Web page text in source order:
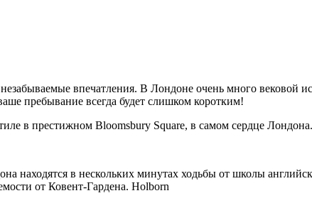
впечатления. В Лондоне очень много вековой
пребывание всегда будет слишком коротким!
в престижном Bloomsbury Square, в самом сердце Лондона.
находятся в нескольких минутах ходьбы от школы
от Ковент-Гардена. Holborn